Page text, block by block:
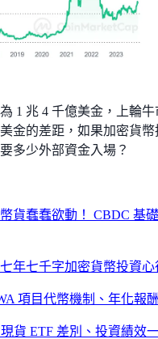
1 兆 4 千億美金，上輪牛
金的差距，如果加密貨幣
多少外部資金入場？
貨蠢蠢欲動！ CBDC 基
年七千字加密貨幣投資心
項目代幣機制、年化報
貨 ETF 差別、投資績效